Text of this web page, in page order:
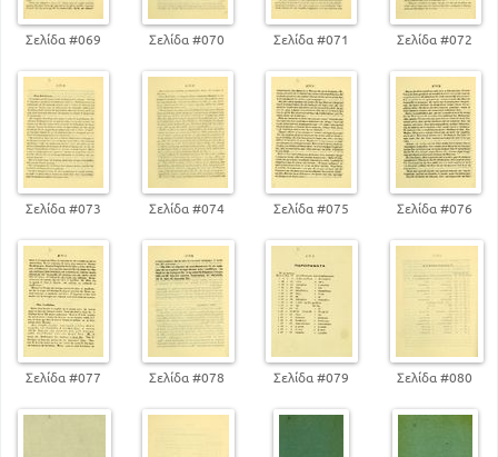
Σελίδα #069 Σελίδα #070 Σελίδα #071 Σελίδα #072
Σελίδα #073 Σελίδα #074 Σελίδα #075 Σελίδα #076
Σελίδα #077 Σελίδα #078 Σελίδα #079 Σελίδα #080